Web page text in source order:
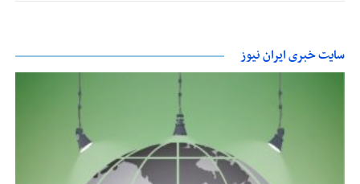
سایت خبری ایران نیوز